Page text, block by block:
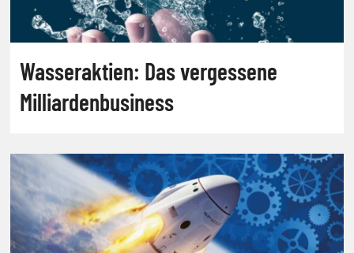
Wasseraktien: Das vergessene
Milliardenbusiness